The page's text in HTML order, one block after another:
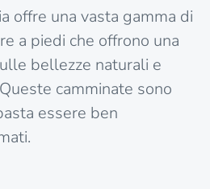
offre una vasta gamma di
a piedi che offrono una
bellezze naturali e
camminate sono
essere ben